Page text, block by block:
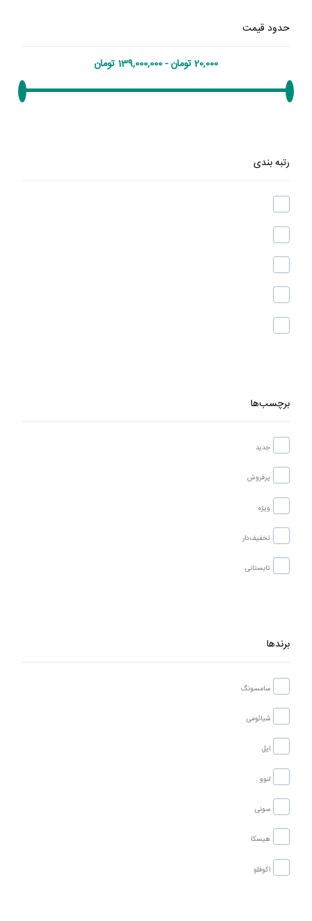
حدود قیمت
رتبه بندی
برچسب‌ها
جدید
پرفروش
ویژه
تخفیف‌دار
تابستانی
برندها
سامسونگ
شیائومی
اپل
لنوو
سونی
هیسکا
اکوفلو